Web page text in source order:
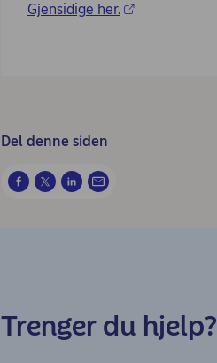
Gjensidige her.
Del denne siden
Trenger du hjelp?